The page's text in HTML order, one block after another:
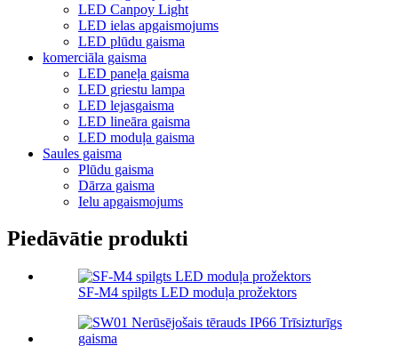
LED Canpoy Light
LED ielas apgaismojums
LED plūdu gaisma
komerciāla gaisma
LED paneļa gaisma
LED griestu lampa
LED lejasgaisma
LED lineāra gaisma
LED moduļa gaisma
Saules gaisma
Plūdu gaisma
Dārza gaisma
Ielu apgaismojums
Piedāvātie produkti
SF-M4 spilgts LED moduļa prožektors